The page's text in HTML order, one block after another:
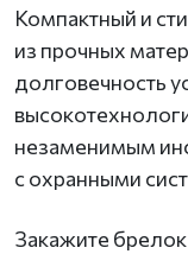
Компактный и
из прочных
долговечность
незаменимым
с охранными
Закажите